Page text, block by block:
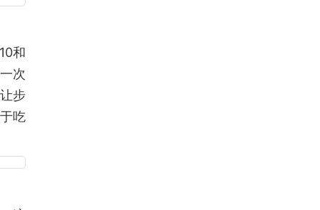
和
次
步
吃